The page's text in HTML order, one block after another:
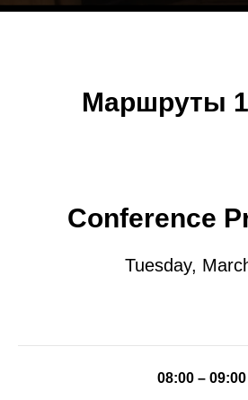
Маршруты
Conference
Tuesday,
08:00 – 09:00